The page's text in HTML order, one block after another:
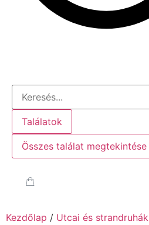
Találatok
Összes találat megtekintése
Kezdőlap / Utcai és strandruhák